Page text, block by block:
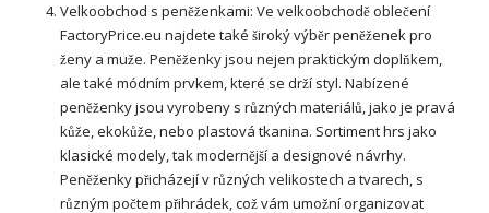
Velkoobchod s peněženkami: Ve velkoobchodě oblečení
FactoryPrice.eu najdete také široký výběr peněženek pro
ženy a muže. Peněženky jsou nejen praktickým doplňkem,
ale také módním prvkem, které se drží styl. Nabízené
peněženky jsou vyrobeny s různých materiálů, jako je pravá
kůže, ekokůže, nebo plastová tkanina. Sortiment hrs jako
klasické modely, tak modernější a designové návrhy.
Peněženky přicházejí v různých velikostech a tvarech, s
různým počtem přihrádek, což vám umožní organizovat